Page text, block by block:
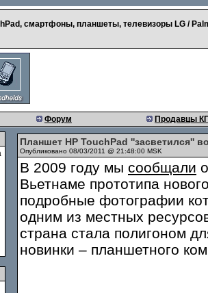
смартфоны, планшеты, телевизоры LG /
Форум Продавцы
Планшет HP TouchPad ''засветился''
Опубликовано 08/03/2011 @ 21:48:00 MSK
В 2009 году мы сообщали
Вьетнаме прототипа
подробные фотографии
одним из местных
страна стала полигоном
новинки – планшетного